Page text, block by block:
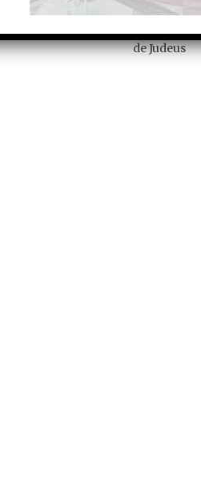
Seg.
Recapturados em Espanha os
dois últimos evadidos de Vale
de Judeus